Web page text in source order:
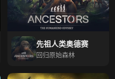
先祖人类奥德赛
回归原始森林